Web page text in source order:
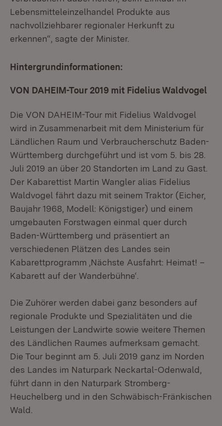
Lebensmitteleinzelhandel Produkte aus
nachvollziehbarer regionaler Herkunft zu
erkennen“, sagte der Minister.
Hintergrundinformationen:
VON DAHEIM-Tour 2019 mit Fidelius Waldvogel
Die VON DAHEIM-Tour mit Fidelius Waldvogel
wird in Zusammenarbeit mit dem Ministerium für
Ländlichen Raum und Verbraucherschutz Baden-
Württemberg durchgeführt und ist vom 5. bis 28.
Juli 2019 an über 20 Standorten im Land zu Gast.
Der Kabarettist Martin Wangler alias Fidelius
Waldvogel fährt dazu mit seinem Traktor (Eicher,
Baujahr 1968, Modell: Königstiger) und einem
umgebauten Forstwagen einmal quer durch
Baden-Württemberg und präsentiert an
verschiedenen Plätzen des Landes sein
Kabarettprogramm ‚Nächste Ausfahrt: Heimat! –
Kabarett auf der Wanderbühne‘.
Die Zuhörer werden dabei ganz besonders auf
regionale Produkte und Spezialitäten und die
Leistungen der Landwirte sowie weitere Themen
des Ländlichen Raumes aufmerksam gemacht.
Die Tour beginnt am 5. Juli 2019 ganz im Norden
des Landes im Naturpark Neckartal-Odenwald,
führt dann in den Naturpark Stromberg-
Heuchelberg und in den Schwäbisch-Fränkischen
Wald.